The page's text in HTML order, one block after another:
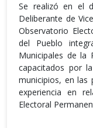
Se realizó en el
Deliberante de
Observatorio
del Pueblo
Municipales de la
capacitados por
municipios, en las
experiencia en
Electoral